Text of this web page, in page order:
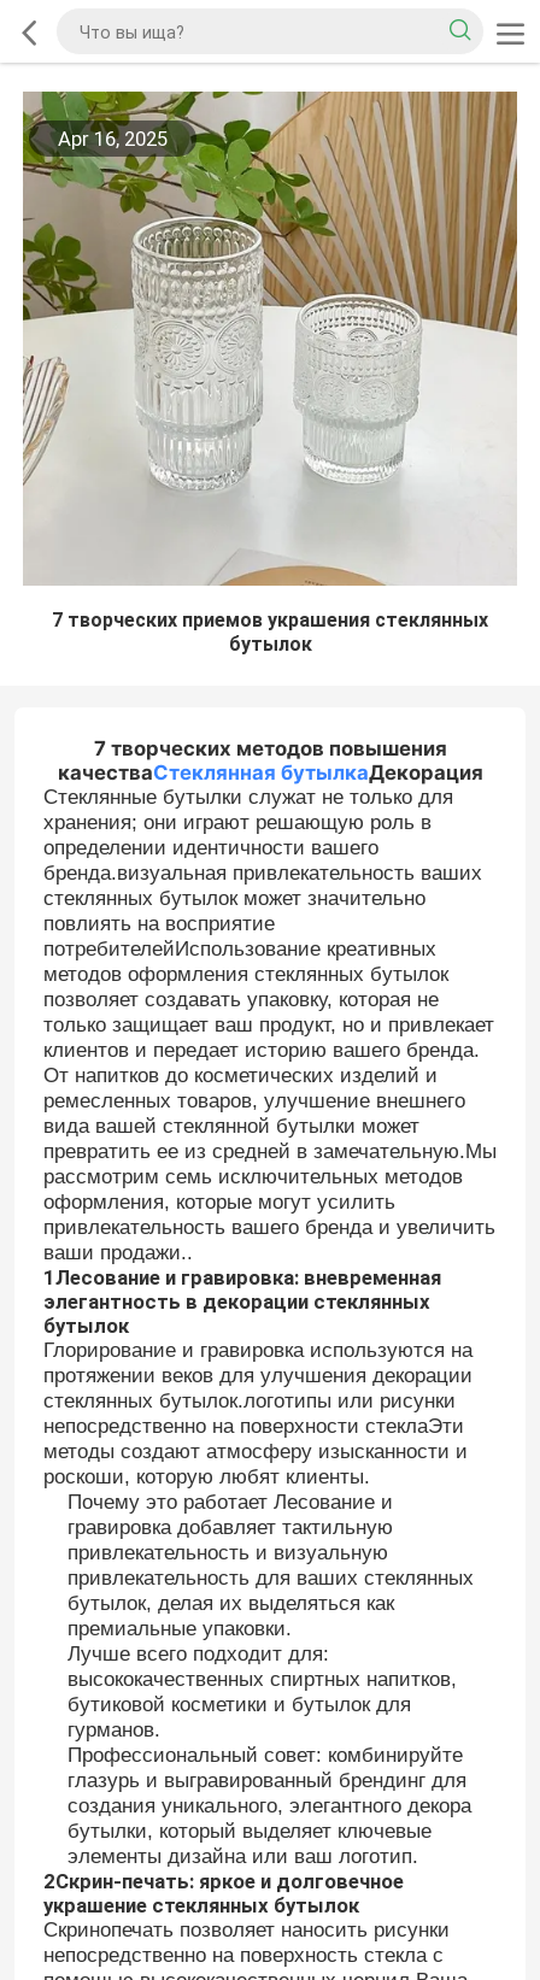
Apr 16, 2025
7 творческих приемов украшения стеклянных
бутылок
7 творческих методов повышения
качестваСтеклянная бутылкаДекорация
Стеклянные бутылки служат не только для
хранения; они играют решающую роль в
определении идентичности вашего
бренда.визуальная привлекательность ваших
стеклянных бутылок может значительно
повлиять на восприятие
потребителейИспользование креативных
методов оформления стеклянных бутылок
позволяет создавать упаковку, которая не
только защищает ваш продукт, но и привлекает
клиентов и передает историю вашего бренда.
От напитков до косметических изделий и
ремесленных товаров, улучшение внешнего
вида вашей стеклянной бутылки может
превратить ее из средней в замечательную.Мы
рассмотрим семь исключительных методов
оформления, которые могут усилить
привлекательность вашего бренда и увеличить
ваши продажи..
1Лесование и гравировка: вневременная
элегантность в декорации стеклянных
бутылок
Глорирование и гравировка используются на
протяжении веков для улучшения декорации
стеклянных бутылок.логотипы или рисунки
непосредственно на поверхности стеклаЭти
методы создают атмосферу изысканности и
роскоши, которую любят клиенты.
Почему это работает Лесование и
гравировка добавляет тактильную
привлекательность и визуальную
привлекательность для ваших стеклянных
бутылок, делая их выделяться как
премиальные упаковки.
Лучше всего подходит для:
высококачественных спиртных напитков,
бутиковой косметики и бутылок для
гурманов.
Профессиональный совет: комбинируйте
глазурь и выгравированный брендинг для
создания уникального, элегантного декора
бутылки, который выделяет ключевые
элементы дизайна или ваш логотип.
2Скрин-печать: яркое и долговечное
украшение стеклянных бутылок
Скринопечать позволяет наносить рисунки
непосредственно на поверхность стекла с